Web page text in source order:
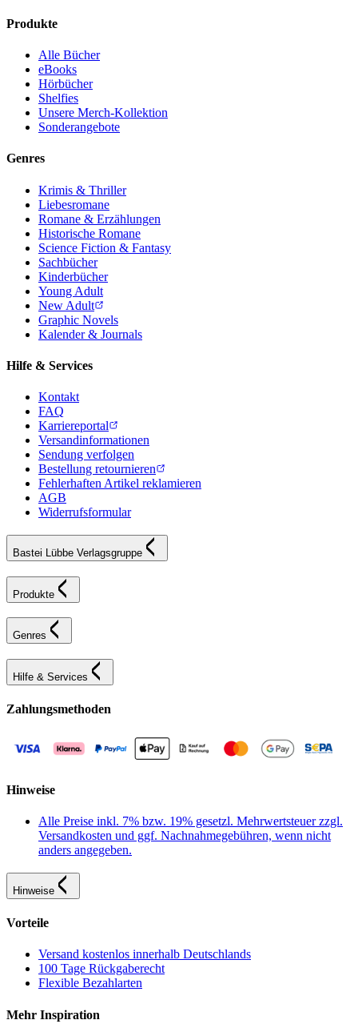
Produkte
Alle Bücher
eBooks
Hörbücher
Shelfies
Unsere Merch-Kollektion
Sonderangebote
Genres
Krimis & Thriller
Liebesromane
Romane & Erzählungen
Historische Romane
Science Fiction & Fantasy
Sachbücher
Kinderbücher
Young Adult
New Adult
Graphic Novels
Kalender & Journals
Hilfe & Services
Kontakt
FAQ
Karriereportal
Versandinformationen
Sendung verfolgen
Bestellung retournieren
Fehlerhaften Artikel reklamieren
AGB
Widerrufsformular
Bastei Lübbe Verlagsgruppe
Produkte
Genres
Hilfe & Services
Zahlungsmethoden
Hinweise
Alle Preise inkl. 7% bzw. 19% gesetzl. Mehrwertsteuer zzgl.
Versandkosten und ggf. Nachnahmegebühren, wenn nicht
anders angegeben.
Hinweise
Vorteile
Versand kostenlos innerhalb Deutschlands
100 Tage Rückgaberecht
Flexible Bezahlarten
Mehr Inspiration